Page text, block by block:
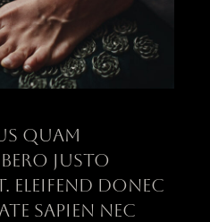
quam
justo
Eleifend donec
sapien nec